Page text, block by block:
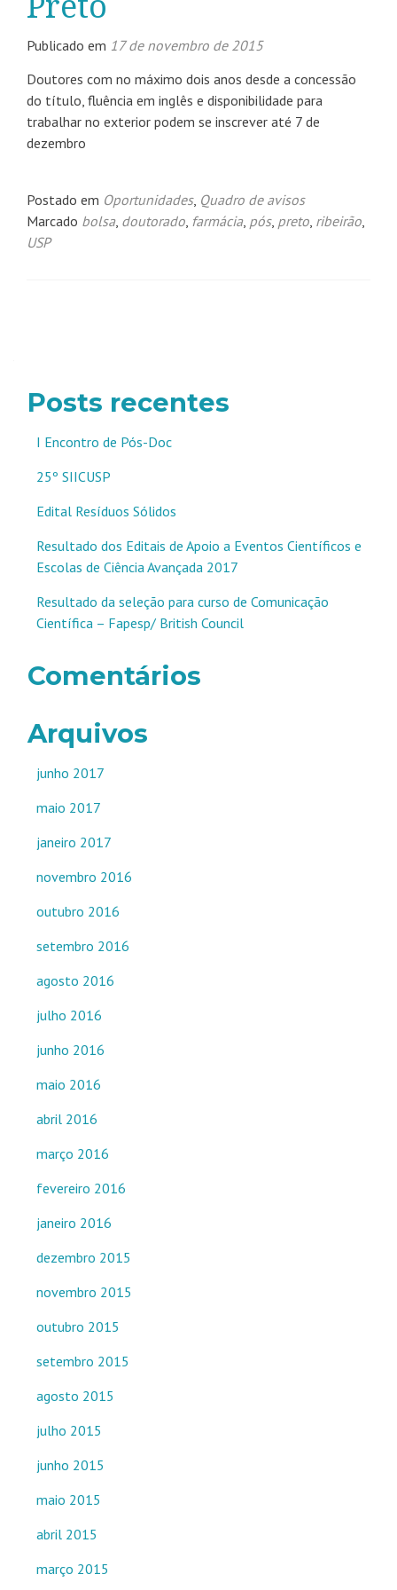
Publicado em 17 de novembro de 2015
Doutores com no máximo dois anos desde a concessão
do título, fluência em inglês e disponibilidade para
trabalhar no exterior podem se inscrever até 7 de
dezembro
Postado em Oportunidades, Quadro de avisos
Marcado bolsa, doutorado, farmácia, pós, preto, ribeirão,
USP
Posts recentes
I Encontro de Pós-Doc
25º SIICUSP
Edital Resíduos Sólidos
Resultado dos Editais de Apoio a Eventos Científicos e
Escolas de Ciência Avançada 2017
Resultado da seleção para curso de Comunicação
Científica – Fapesp/ British Council
Comentários
Arquivos
junho 2017
maio 2017
janeiro 2017
novembro 2016
outubro 2016
setembro 2016
agosto 2016
julho 2016
junho 2016
maio 2016
abril 2016
março 2016
fevereiro 2016
janeiro 2016
dezembro 2015
novembro 2015
outubro 2015
setembro 2015
agosto 2015
julho 2015
junho 2015
maio 2015
abril 2015
março 2015